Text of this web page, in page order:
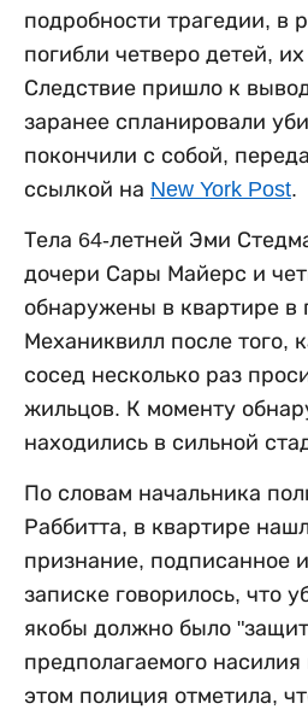
подробности трагедии, в
погибли четверо детей,
Следствие пришло к
заранее спланировали
покончили с собой,
ссылкой на New York Post.
Тела 64-летней Эми
дочери Сары Майерс и
обнаружены в квартире в
Механиквилл после того,
сосед несколько раз
жильцов. К моменту
находились в сильной
По словам начальника
Раббитта, в квартире
признание, подписанное
записке говорилось, что
якобы должно было
предполагаемого
этом полиция отметила,